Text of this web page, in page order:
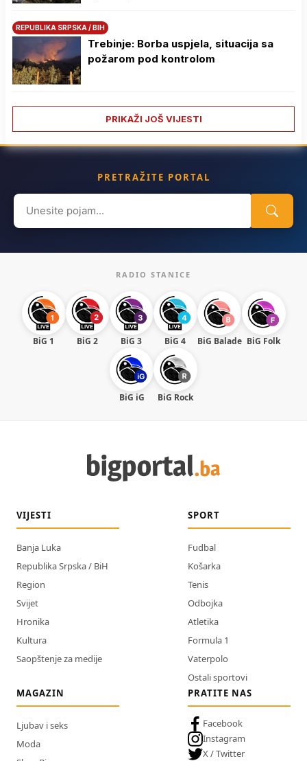
REPUBLIKA SRPSKA / BIH
Trebinje: Borba uspjela, situacija sa
požarom pod kontrolom
PRIKAŽI JOŠ VIJESTI
PRETRAŽITE PORTAL
Search
for:
RADIO STANICE
BiG 1 BiG 2 BiG 3 BiG 4 BiG Balade BiG Folk
BiG iG BiG Rock
VIJESTI
Banja Luka
Republika Srpska / BiH
Region
Svijet
Hronika
Kultura
Saopštenje za medije
SPORT
Fudbal
Košarka
Tenis
Odbojka
Atletika
Formula 1
Vaterpolo
Ostali sportovi
MAGAZIN
Ljubav i seks
Moda
PRATITE NAS
Facebook
Instagram
X / Twitter